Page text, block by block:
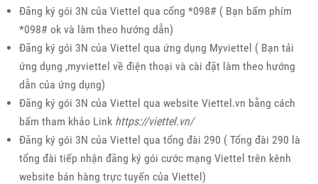
Đăng ký gói 3N của Viettel qua cổng *098# ( Bạn bấm phím
*098# ok và làm theo hướng dẫn)
Đăng ký gói 3N của Viettel qua ứng dụng Myviettel ( Bạn tải
ứng dụng ,myviettel về điện thoại và cài đặt làm theo hướng
dẫn của ứng dụng)
Đăng ký gói 3N của Viettel qua website Viettel.vn bằng cách
bấm tham khảo Link https://viettel.vn/
Đăng ký gói 3N của Viettel qua tổng đài 290 ( Tổng đài 290 là
tổng đài tiếp nhận đăng ký gói cước mạng Viettel trên kênh
website bán hàng trực tuyến của Viettel)